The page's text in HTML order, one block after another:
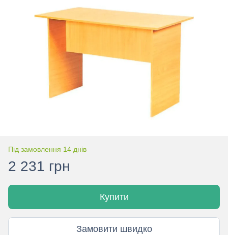
Під замовлення 14 днів
2 231 грн
Купити
Замовити швидко